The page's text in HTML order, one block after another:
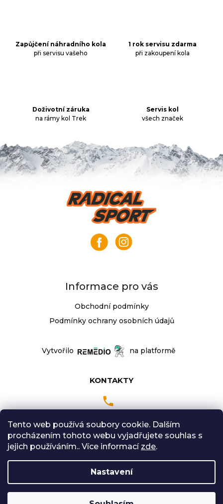
Tento web používá soubory cookie. Dalším
procházením tohoto webu vyjadřujete souhlas s
jejich používáním.. Více informací zde.
Nastavení
s
u
Zapůjčení náhradního kola
při servisu vašeho
1 rok servisu zdarma
při zakoupení kola
Doživotní záruka
na rámy kol Trek
Servis kol
všech značek
Informace pro vás
Obchodní podmínky
Podmínky ochrany osobních údajů
Vytvořilo na platformě
KONTAKTY
Pondělí až Pátek
9:00 - 18:00 hodin
Sobota: 9:00-12:00
Vytvořil Shoptet